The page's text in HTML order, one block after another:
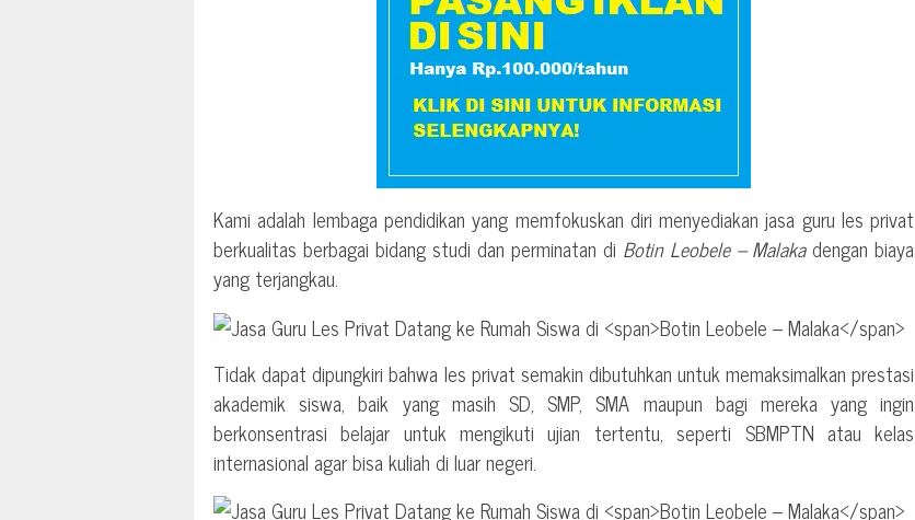
Kami adalah lembaga pendidikan yang memfokuskan diri menyediakan jasa guru les privat
berkualitas berbagai bidang studi dan perminatan di Botin Leobele – Malakadengan biaya
yang terjangkau.
Tidak dapat dipungkiri bahwa les privat semakin dibutuhkan untuk memaksimalkan prestasi
akademik siswa, baik yang masih SD, SMP, SMA maupun bagi mereka yang ingin
berkonsentrasi belajar untuk mengikuti ujian tertentu, seperti SBMPTN atau kelas
internasional agar bisa kuliah di luar negeri.